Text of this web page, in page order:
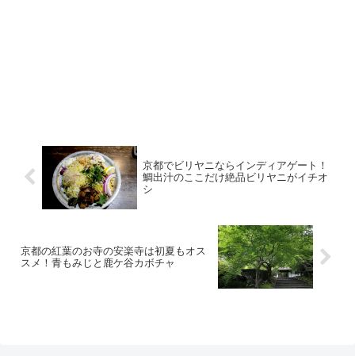
京都でビリヤニならインディアゲート！
鯛出汁のここだけ絶品ビリヤニがイチオ
シ
京都の紅葉のお寺の安楽寺は初夏もオス
スメ！青もみじと鹿ケ谷カボチャ